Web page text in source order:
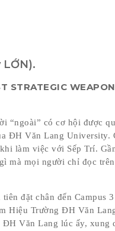
LỚN).
STRATEGIC
“ngoài” có cơ hội được
ĐH Văn Lang University.
làm việc với Sếp Trí.
mà mọi người chỉ đọc
đặt chân đến Campus
Hiệu Trường ĐH Văn
Văn Lang lúc ấy, xung